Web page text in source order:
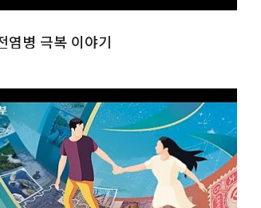
염병 극복 이야기